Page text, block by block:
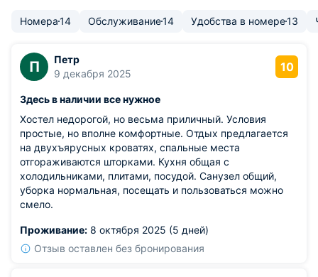
Номера14 Обслуживание14 Удобства в номере13
П
Петр
9 декабря 2025
10
Здесь в наличии все нужное
Хостел недорогой, но весьма приличный. Условия
простые, но вполне комфортные. Отдых предлагается
на двухъярусных кроватях, спальные места
отгораживаются шторками. Кухня общая с
холодильниками, плитами, посудой. Санузел общий,
уборка нормальная, посещать и пользоваться можно
смело.
Проживание: 8 октября 2025 (5 дней)
Отзыв оставлен без бронирования